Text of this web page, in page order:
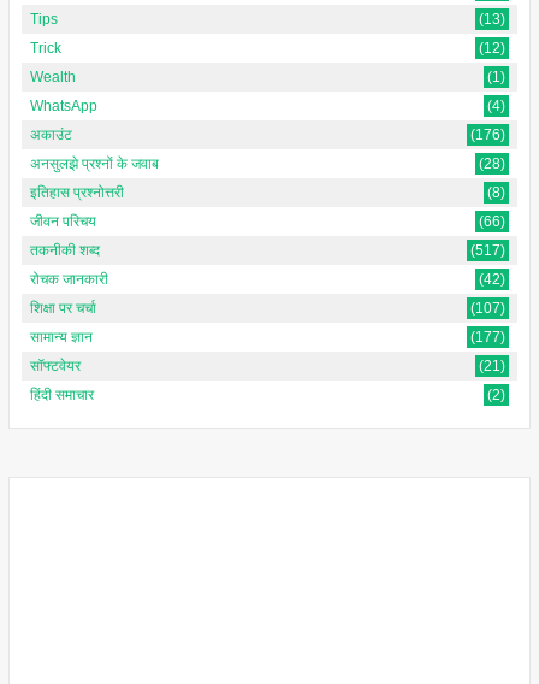
Tips
(13)
Trick
(12)
Wealth
(1)
WhatsApp
(4)
अकाउंट
(176)
अनसुलझे प्रश्नों के जवाब
(28)
इतिहास प्रश्नोत्तरी
(8)
जीवन परिचय
(66)
तकनीकी शब्द
(517)
रोचक जानकारी
(42)
शिक्षा पर चर्चा
(107)
सामान्य ज्ञान
(177)
सॉफ्टवेयर
(21)
हिंदी समाचार
(2)